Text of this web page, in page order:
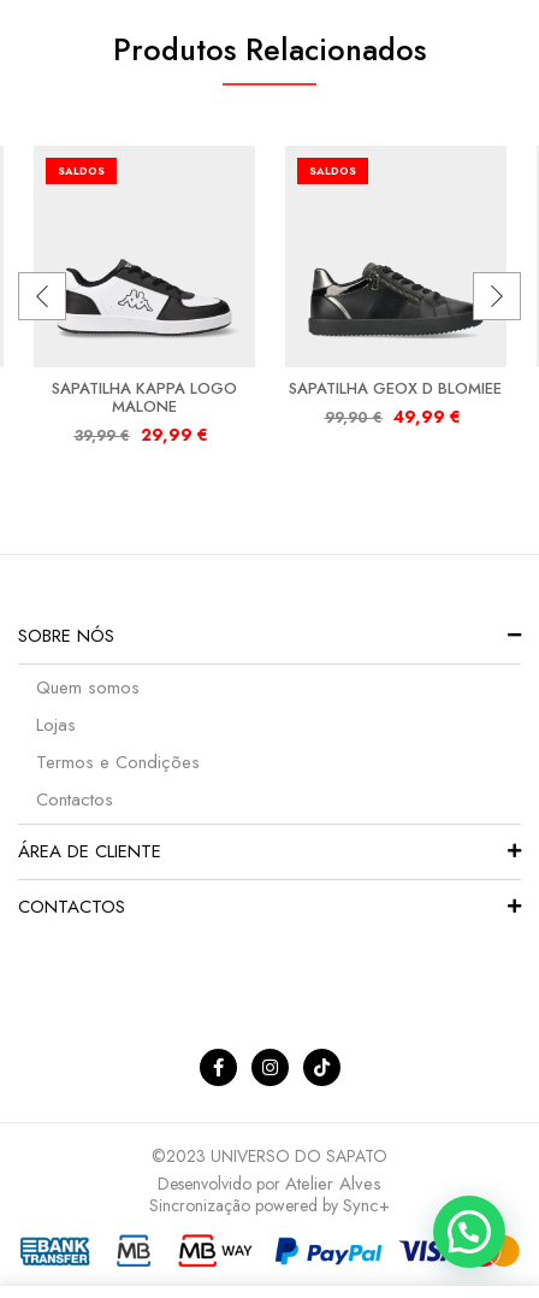
Produtos Relacionados
SALDOS
SAPATILHA KAPPA LOGO
MALONE
39,99€ 29,99 €
SALDOS
SAPATILHA GEOX D BLOMIEE
99,90€ 49,99 €
SOBRE NÓS
Quem somos
Lojas
Termos e Condições
Contactos
ÁREA DE CLIENTE
CONTACTOS
©2023 UNIVERSO DO SAPATO
Desenvolvido por Atelier Alves
Sincronização powered by Sync+